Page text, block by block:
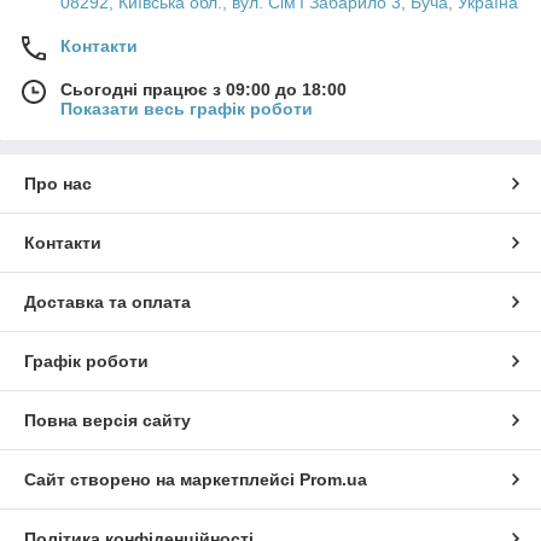
Контакти
Сьогодні працює з 09:00 до 18:00
Показати весь графік роботи
Про нас
Контакти
Доставка та оплата
Графік роботи
Повна версія сайту
Сайт створено на маркетплейсі Prom.ua